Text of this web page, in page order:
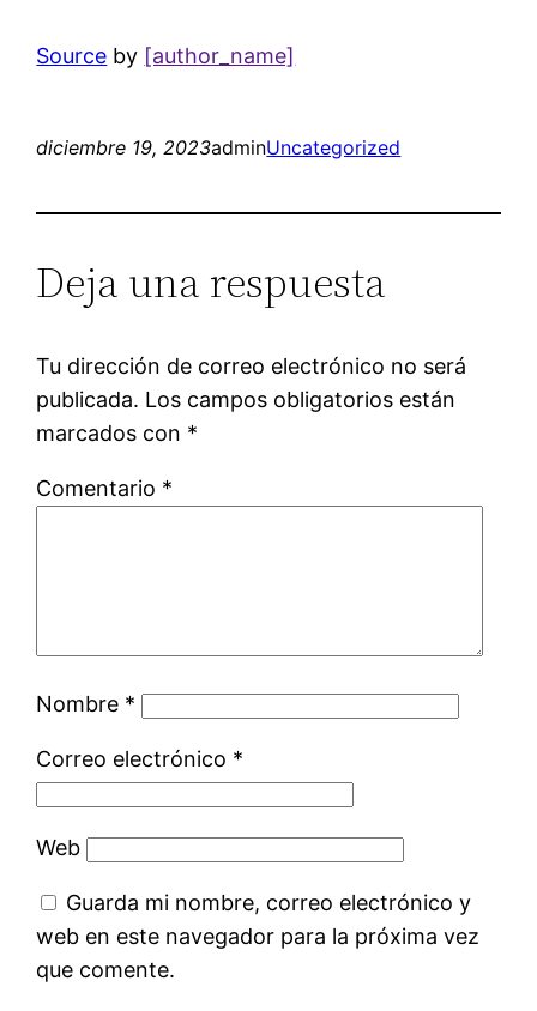
Source by [author_name]
diciembre 19, 2023adminUncategorized
Deja una respuesta
Tu dirección de correo electrónico no será
publicada. Los campos obligatorios están
marcados con *
Comentario *
Nombre *
Correo electrónico *
Web
Guarda mi nombre, correo electrónico y
web en este navegador para la próxima vez
que comente.